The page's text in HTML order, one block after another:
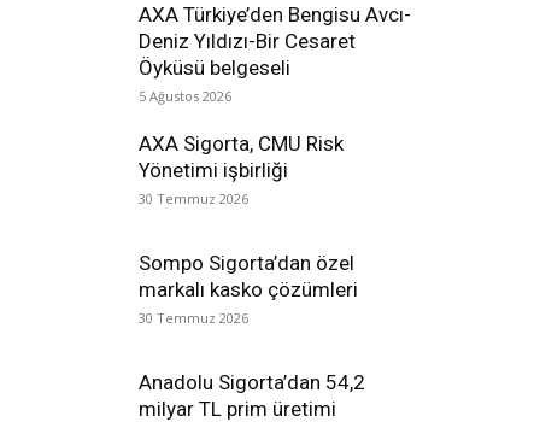
AXA Türkiye’den Bengisu Avcı-
Deniz Yıldızı-Bir Cesaret
Öyküsü belgeseli
5 Ağustos 2026
AXA Sigorta, CMU Risk
Yönetimi işbirliği
30 Temmuz 2026
Sompo Sigorta’dan özel
markalı kasko çözümleri
30 Temmuz 2026
Anadolu Sigorta’dan 54,2
milyar TL prim üretimi